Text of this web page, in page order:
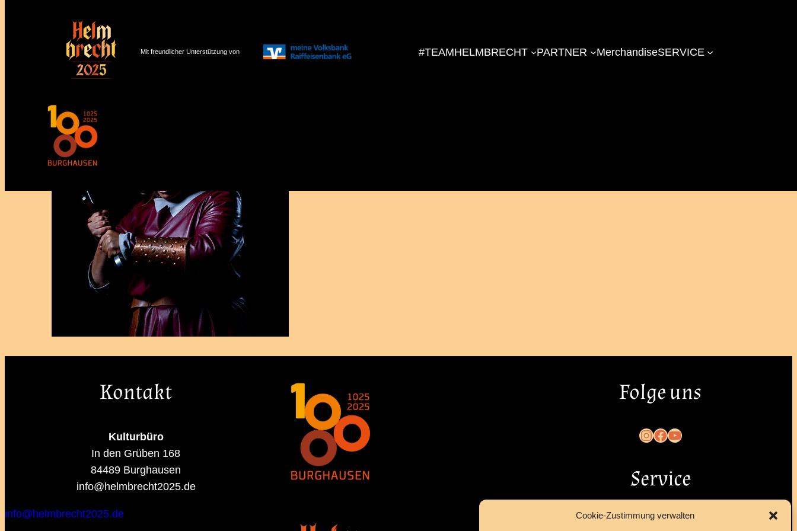
Cookie-Zustimmung verwalten
Mit freundlicher Unterstützung von #TEAMHELMBRECHT PARTNER MerchandiseSERVICE
Kontakt
Kulturbüro
In den Grüben 168
84489 Burghausen
info@helmbrecht2025.de
info@helmbrecht2025.de
Folge uns
InstagramFacebook YouTube
Service
Kontakt